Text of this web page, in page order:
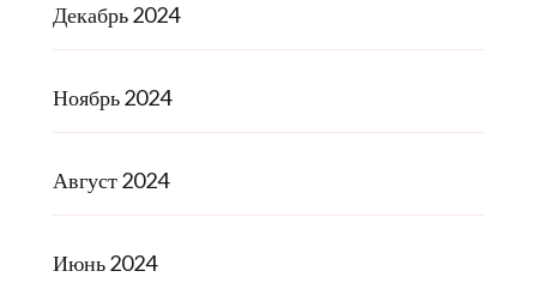
Декабрь 2024
Ноябрь 2024
Август 2024
Июнь 2024